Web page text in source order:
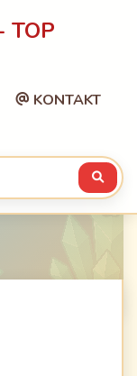
TOP
KONTAKT